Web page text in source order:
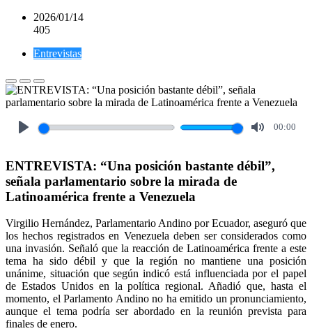
2026/01/14
405
Entrevistas
00:00
ENTREVISTA: “Una posición bastante débil”,
señala parlamentario sobre la mirada de
Latinoamérica frente a Venezuela
Virgilio Hernández, Parlamentario Andino por Ecuador, aseguró que
los hechos registrados en Venezuela deben ser considerados como
una invasión. Señaló que la reacción de Latinoamérica frente a este
tema ha sido débil y que la región no mantiene una posición
unánime, situación que según indicó está influenciada por el papel
de Estados Unidos en la política regional. Añadió que, hasta el
momento, el Parlamento Andino no ha emitido un pronunciamiento,
aunque el tema podría ser abordado en la reunión prevista para
finales de enero.